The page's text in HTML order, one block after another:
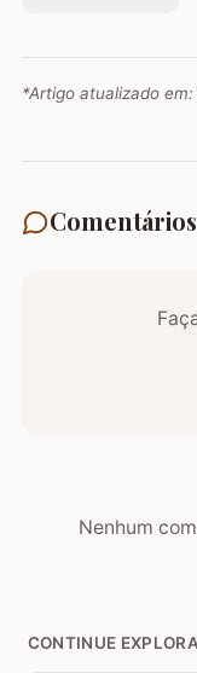
*Artigo atualizado em:
Comentários
Nenhum
CONTINUE